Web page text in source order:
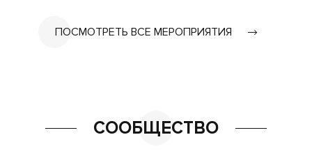
ПОСМОТРЕТЬ ВСЕ МЕРОПРИЯТИЯ
СООБЩЕСТВО